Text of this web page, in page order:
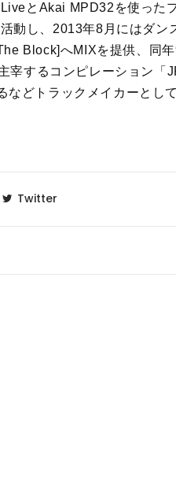
とAkai MPD32を使った
動し、2013年8月にはダン
Block]へMIXを提供、同
宰するコンピレーション「
どトラックメイカーとして
Twitter